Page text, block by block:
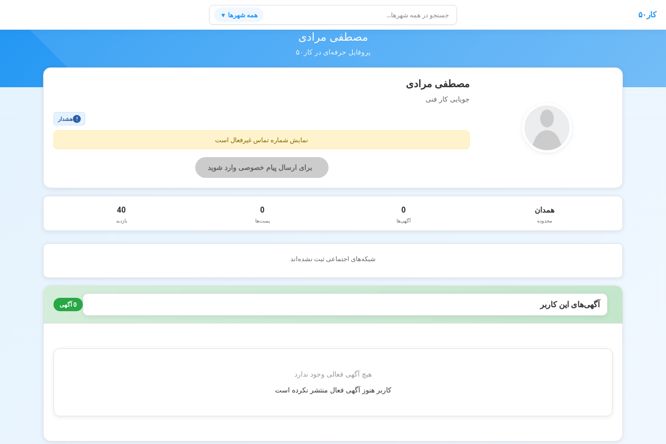
کار۵۰ همه شهرها ▼
مصطفی مرادی
پروفایل حرفه‌ای در کار۵۰
مصطفی مرادی
جویایی کار فنی
! هشدار
نمایش شماره تماس غیرفعال است
برای ارسال پیام خصوصی وارد شوید
همدان
محدوده
0
آگهی‌ها
0
پست‌ها
40
بازدید
شبکه‌های اجتماعی ثبت نشده‌اند
آگهی‌های این کاربر 0 آگهی
هیچ آگهی فعالی وجود ندارد
کاربر هنوز آگهی فعال منتشر نکرده است